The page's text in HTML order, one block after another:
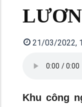
21/03/2022,
Khu công